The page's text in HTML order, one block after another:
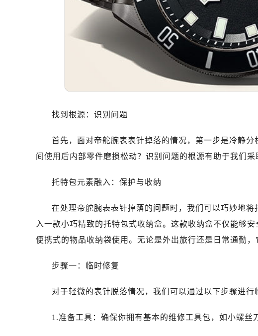
太原市迎泽区解放路15号亨得利名表服务中心
沈阳市沈河区中街路137号亨得利名表服务中
沈阳市沈河区中街路83号亨得利名表服务中
乌鲁木齐市天山区红山路26号时代广场（
温州市鹿城区锦绣路1067号置信广场10层
哈尔滨市道里区友谊西路600号富力中心T2座
大连市中山区人民路15号国际金融大厦7层G室
东莞市东城街道鸿福东路1号民盈国贸中心T1
无锡市梁溪区人民中路139号恒隆广场写字楼1
苏州市苏州工业园区星港街199号苏州中心办
武汉市江汉区解放大道686号世界贸易大厦38
合肥市蜀山区潜山路111号万象城华润大厦B座
泉州市丰泽区宝洲路729号浦西万达中心写字
烟台市芝罘区胜利路139号万达金融中心A座
长春市朝阳区西安大路727号中银大厦A座(旺
昆明市盘龙区北京路928号同德昆明广场写字楼
西安市碑林区南关正街88号华侨城长安国际中
找到根源：识别问题
首先，面对帝舵腕表表针掉落的情况，第一步是冷静
间使用后内部零件磨损松动？识别问题的根源有助于我们采
托特包元素融入：保护与收纳
在处理帝舵腕表表针掉落的问题时，我们可以巧妙地
入一款小巧精致的托特包式收纳盒。这款收纳盒不仅能够
便携式的物品收纳袋使用。无论是外出旅行还是日常通勤，
步骤一：临时修复
对于轻微的表针脱落情况，我们可以通过以下步骤进行
1.准备工具：确保你拥有基本的维修工具包，如小螺丝